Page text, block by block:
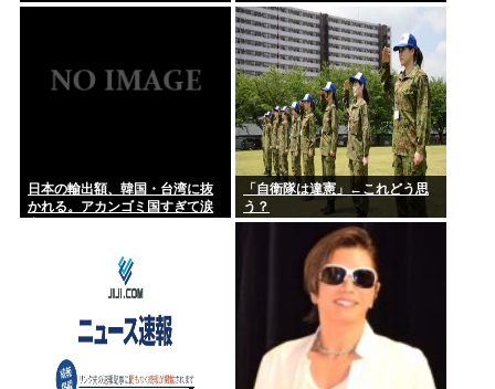
日本の輸出額、韓国・台湾に抜
かれる。アカンゴミ国すぎて涙
「自衛隊は違憲」←これどう思
う？